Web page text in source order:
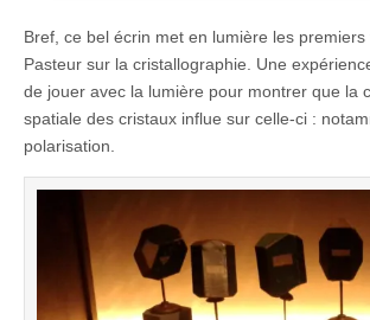
Bref, ce bel écrin met en lumière les premiers
Pasteur sur la cristallographie. Une
de jouer avec la lumière pour montrer que la
spatiale des cristaux influe sur celle-ci :
polarisation.